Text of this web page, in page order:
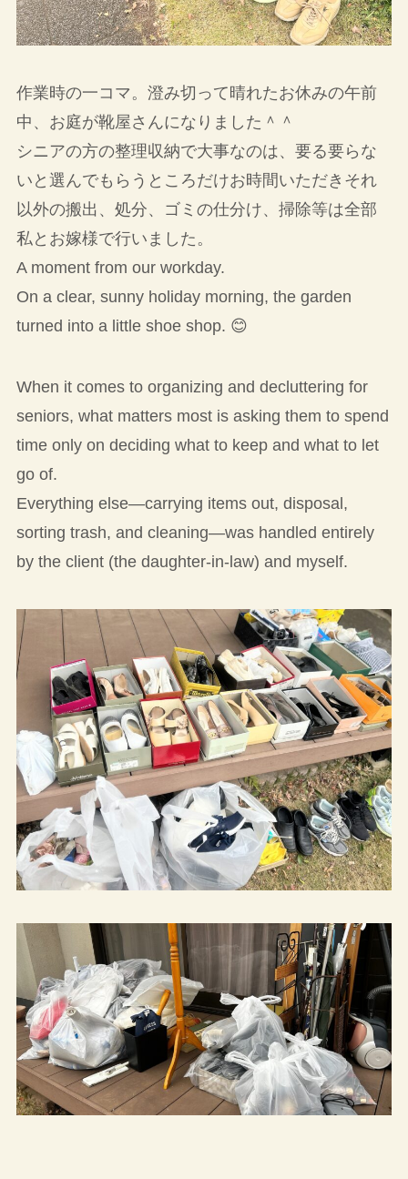
作業時の一コマ。澄み切って晴れたお休みの午前
中、お庭が靴屋さんになりました＾＾
シニアの方の整理収納で大事なのは、要る要らな
いと選んでもらうところだけお時間いただきそれ
以外の搬出、処分、ゴミの仕分け、掃除等は全部
私とお嫁様で行いました。
A moment from our workday.
On a clear, sunny holiday morning, the garden
turned into a little shoe shop. 😊
When it comes to organizing and decluttering for
seniors, what matters most is asking them to spend
time only on deciding what to keep and what to let
go of.
Everything else—carrying items out, disposal,
sorting trash, and cleaning—was handled entirely
by the client (the daughter-in-law) and myself.